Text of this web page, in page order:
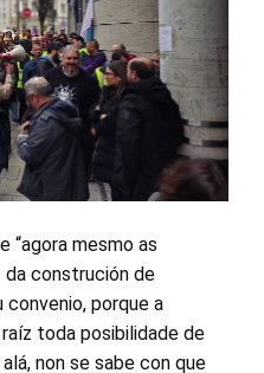
“agora mesmo as
da construción de
porque a
toda posibilidade de
non se sabe con que